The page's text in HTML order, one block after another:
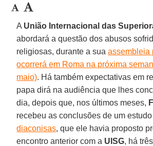
A União Internacional das
abordará a questão dos abusos
religiosas, durante a suaassembleia
ocorrerá em Roma na próxima
maio). Há também expectativas em
papa dirá na audiência que lhes
dia, depois que, nos últimos meses,
recebeu as conclusões de um
diaconisas, que ele havia proposto
encontro anterior com a UISG, há